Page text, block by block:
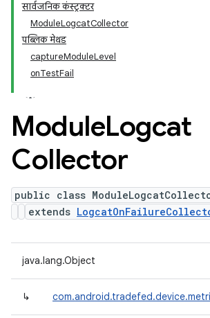
सार्वजनिक कंस्ट्रक्टर
ModuleLogcatCollector
पब्लिक मेथड
captureModuleLevel
onTestFail
ModuleLogcat
Collector
public class
extends
java.lang.Object
↳